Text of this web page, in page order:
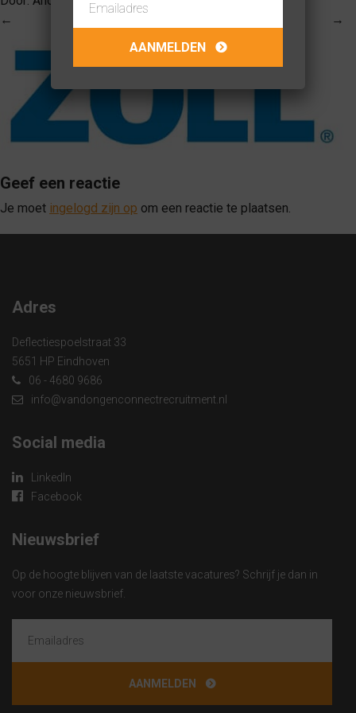
←
→
Geef een reactie
Je moet ingelogd zijn op om een reactie te plaatsen.
Adres
Deflectiespoelstraat 33
5651 HP Eindhoven
06 - 4680 9686
info@vandongenconnectrecruitment.nl
Social media
LinkedIn
Facebook
Nieuwsbrief
Op de hoogte blijven van de laatste vacatures? Schrijf je dan in
voor onze nieuwsbrief.